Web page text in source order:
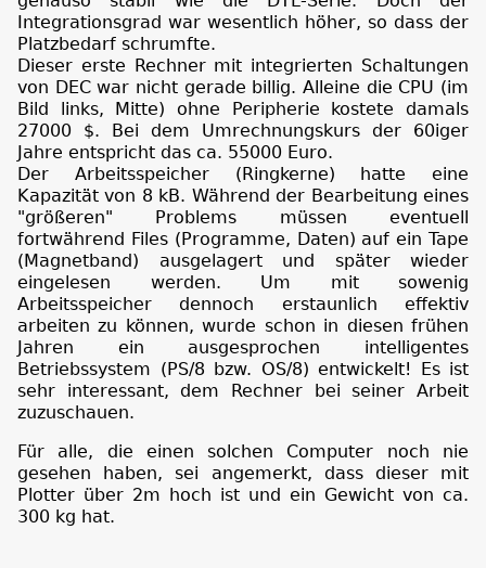
Integrationsgrad war wesentlich höher, so dass der
Platzbedarf schrumfte.
Dieser erste Rechner mit integrierten Schaltungen
von DEC war nicht gerade billig. Alleine die CPU (im
Bild links, Mitte) ohne Peripherie kostete damals
27000 $. Bei dem Umrechnungskurs der 60iger
Jahre entspricht das ca. 55000 Euro.
Der Arbeitsspeicher (Ringkerne) hatte eine
Kapazität von 8 kB. Während der Bearbeitung eines
"größeren" Problems müssen eventuell
fortwährend Files (Programme, Daten) auf ein Tape
(Magnetband) ausgelagert und später wieder
eingelesen werden. Um mit sowenig
Arbeitsspeicher dennoch erstaunlich effektiv
arbeiten zu können, wurde schon in diesen frühen
Jahren ein ausgesprochen intelligentes
Betriebssystem (PS/8 bzw. OS/8) entwickelt! Es ist
sehr interessant, dem Rechner bei seiner Arbeit
zuzuschauen.
Für alle, die einen solchen Computer noch nie
gesehen haben, sei angemerkt, dass dieser mit
Plotter über 2m hoch ist und ein Gewicht von ca.
300 kg hat.